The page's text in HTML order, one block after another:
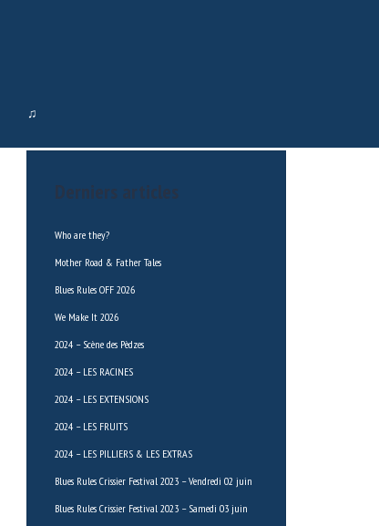
♫
Derniers articles
Who are they?
Mother Road & Father Tales
Blues Rules OFF 2026
We Make It 2026
2024 – Scène des Pèdzes
2024 – LES RACINES
2024 – LES EXTENSIONS
2024 – LES FRUITS
2024 – LES PILLIERS & LES EXTRAS
Blues Rules Crissier Festival 2023 – Vendredi 02 juin
Blues Rules Crissier Festival 2023 – Samedi 03 juin